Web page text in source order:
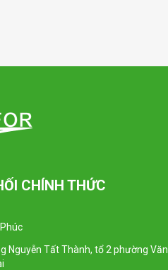
CHÍNH THỨC
Nguyễn Tất Thành, tổ 2 phường Văn